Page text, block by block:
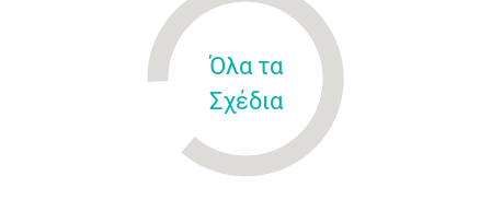
Όλα τα
Σχέδια